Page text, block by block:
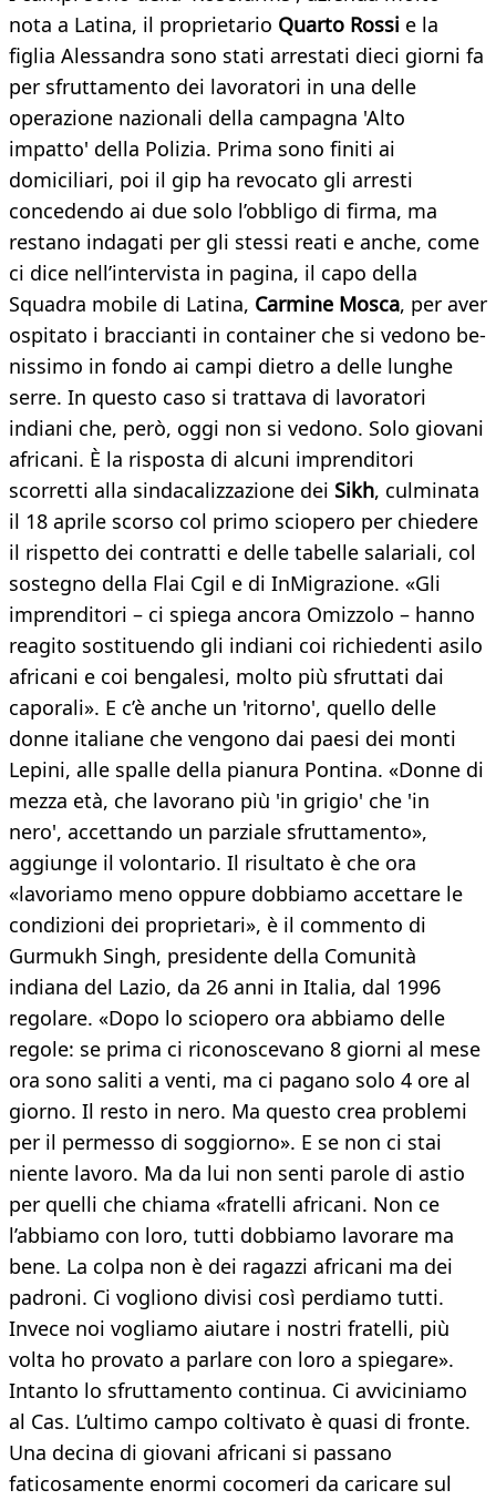
nota a Latina, il proprietario Quarto Rossi e la
figlia Alessandra sono stati arrestati dieci giorni fa
per sfruttamento dei lavoratori in una delle
operazione nazionali della campagna 'Alto
impatto' della Polizia. Prima sono finiti ai
domiciliari, poi il gip ha revocato gli arresti
concedendo ai due solo l’obbligo di firma, ma
restano indagati per gli stessi reati e anche, come
ci dice nell’intervista in pagina, il capo della
Squadra mobile di Latina, Carmine Mosca, per aver
ospitato i braccianti in container che si vedono be-
nissimo in fondo ai campi dietro a delle lunghe
serre. In questo caso si trattava di lavoratori
indiani che, però, oggi non si vedono. Solo giovani
africani. È la risposta di alcuni imprenditori
scorretti alla sindacalizzazione dei Sikh, culminata
il 18 aprile scorso col primo sciopero per chiedere
il rispetto dei contratti e delle tabelle salariali, col
sostegno della Flai Cgil e di InMigrazione. «Gli
imprenditori – ci spiega ancora Omizzolo – hanno
reagito sostituendo gli indiani coi richiedenti asilo
africani e coi bengalesi, molto più sfruttati dai
caporali». E c’è anche un 'ritorno', quello delle
donne italiane che vengono dai paesi dei monti
Lepini, alle spalle della pianura Pontina. «Donne di
mezza età, che lavorano più 'in grigio' che 'in
nero', accettando un parziale sfruttamento»,
aggiunge il volontario. Il risultato è che ora
«lavoriamo meno oppure dobbiamo accettare le
condizioni dei proprietari», è il commento di
Gurmukh Singh, presidente della Comunità
indiana del Lazio, da 26 anni in Italia, dal 1996
regolare. «Dopo lo sciopero ora abbiamo delle
regole: se prima ci riconoscevano 8 giorni al mese
ora sono saliti a venti, ma ci pagano solo 4 ore al
giorno. Il resto in nero. Ma questo crea problemi
per il permesso di soggiorno». E se non ci stai
niente lavoro. Ma da lui non senti parole di astio
per quelli che chiama «fratelli africani. Non ce
l’abbiamo con loro, tutti dobbiamo lavorare ma
bene. La colpa non è dei ragazzi africani ma dei
padroni. Ci vogliono divisi così perdiamo tutti.
Invece noi vogliamo aiutare i nostri fratelli, più
volta ho provato a parlare con loro a spiegare».
Intanto lo sfruttamento continua. Ci avviciniamo
al Cas. L’ultimo campo coltivato è quasi di fronte.
Una decina di giovani africani si passano
faticosamente enormi cocomeri da caricare sul